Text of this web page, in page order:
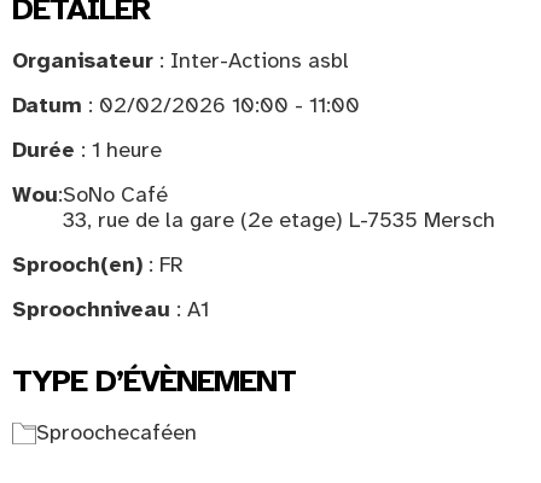
DETAILER
Organisateur : Inter-Actions asbl
Datum : 02/02/2026 10:00 - 11:00
Durée : 1 heure
Wou:SoNo Café
33, rue de la gare (2e etage) L-7535 Mersch
Sprooch(en) : FR
Sproochniveau : A1
TYPE D’ÉVÈNEMENT
Sproochecaféen